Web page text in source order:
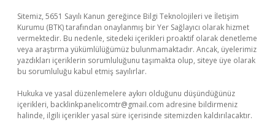
Sitemiz, 5651 Sayılı Kanun gereğince Bilgi Teknolojileri ve İletişim
Kurumu (BTK) tarafından onaylanmış bir Yer Sağlayıcı olarak hizmet
vermektedir. Bu nedenle, sitedeki içerikleri proaktif olarak denetleme
veya araştırma yükümlülüğümüz bulunmamaktadır. Ancak, üyelerimiz
yazdıkları içeriklerin sorumluluğunu taşımakta olup, siteye üye olarak
bu sorumluluğu kabul etmiş sayılırlar.
Hukuka ve yasal düzenlemelere aykırı olduğunu düşündüğünüz
içerikleri, backlinkpanelicomtr@gmail.com adresine bildirmeniz
halinde, ilgili içerikler yasal süre içerisinde sitemizden kaldırılacaktır.